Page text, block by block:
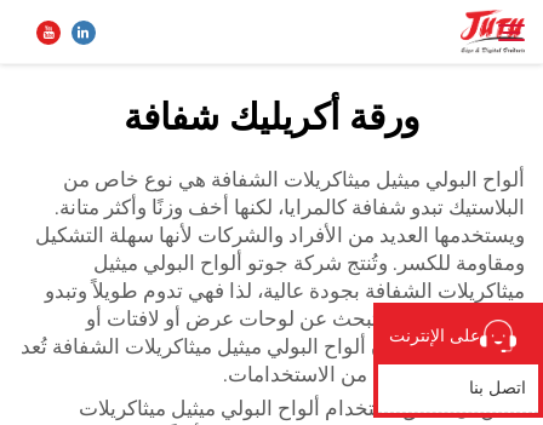
الصفحة الرئيسية
المنتجات
من نحن
تطبيق
بحث
على الإنترنت
اتصل بنا
ورقة أكريليك شفافة
ألواح البولي ميثيل ميثاكريلات الشفافة هي نوع خاص من
البلاستيك تبدو شفافة كالمرايا، لكنها أخف وزنًا وأكثر متانة.
ويستخدمها العديد من الأفراد والشركات لأنها سهلة التشكيل
ومقاومة للكسر. وتُنتج شركة جوتو ألواح البولي ميثيل
ميثاكريلات الشفافة بجودة عالية، لذا فهي تدوم طويلاً وتبدو
جذّابة. سواء كنت تبحث عن لوحات عرض أو لافتات أو
شاشات واقية، فإن ألواح البولي ميثيل ميثاكريلات الشفافة تُعد
خيارًا ممتازًا للعديد من الاستخدامات.
يمكن أن يحقق استخدام ألواح البولي ميثيل ميثاكريلات